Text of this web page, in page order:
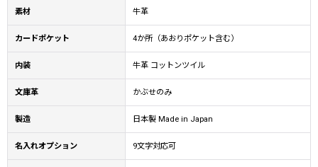
素材 牛革
カードポケット 4か所（あおりポケット含む）
内装 牛革 コットンツイル
文庫革 かぶせのみ
製造 日本製 Made in Japan
名入れオプション 9文字対応可